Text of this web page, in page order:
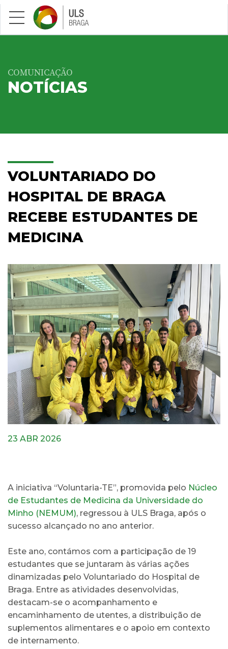
Saltar para conteúdo principal
COMUNICAÇÃO
NOTÍCIAS
VOLUNTARIADO DO
HOSPITAL DE BRAGA
RECEBE ESTUDANTES DE
MEDICINA
23 ABR 2026
A iniciativa “Voluntaria-TE”, promovida pelo Núcleo
de Estudantes de Medicina da Universidade do
Minho (NEMUM), regressou à ULS Braga, após o
sucesso alcançado no ano anterior.
Este ano, contámos com a participação de 19
estudantes que se juntaram às várias ações
dinamizadas pelo Voluntariado do Hospital de
Braga. Entre as atividades desenvolvidas,
destacam-se o acompanhamento e
encaminhamento de utentes, a distribuição de
suplementos alimentares e o apoio em contexto
de internamento.